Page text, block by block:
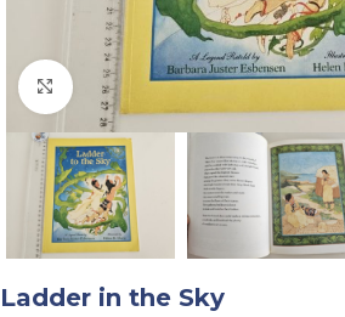
Faceți click pentru a mări
Ladder in the Sky